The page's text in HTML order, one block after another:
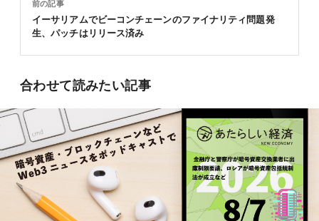
前の記事
イーサリアムでビーコンチェーンのファイナリティ問題発
生、パッチはリリース済み
合わせて読みたい記事